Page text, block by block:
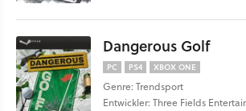
Dangerous Golf
PC PS4 XBOX ONE
Genre: Trendsport
Entwickler: Three Fields